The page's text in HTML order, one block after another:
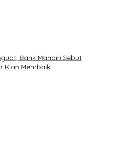
Bank Mandiri Sebut
Kian Membaik